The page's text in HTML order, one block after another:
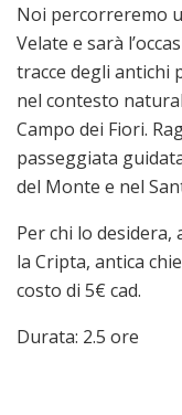
Noi percorreremo
Velate e sarà
tracce degli antichi
nel contesto
Campo dei Fiori.
passeggiata
del Monte e nel
Per chi lo
la Cripta, antica
costo di 5€ cad.
Durata: 2.5 ore